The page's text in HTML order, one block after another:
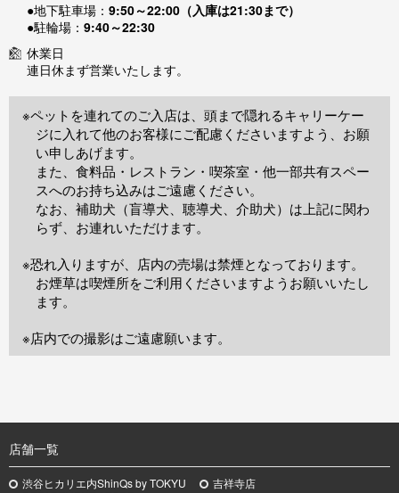
●地下駐車場： 9:50～22:00（入庫は21:30まで）
●駐輪場： 9:40～22:30
休業日
連日休まず営業いたします。
※ペットを連れてのご入店は、頭まで隠れるキャリーケー
ジに入れて他のお客様にご配慮くださいますよう、お願
い申しあげます。
また、食料品・レストラン・喫茶室・他一部共有スペー
スへのお持ち込みはご遠慮ください。
なお、補助犬（盲導犬、聴導犬、介助犬）は上記に関わ
らず、お連れいただけます。
※恐れ入りますが、店内の売場は禁煙となっております。
お煙草は喫煙所をご利用くださいますようお願いいたし
ます。
※店内での撮影はご遠慮願います。
店舗一覧
渋谷ヒカリエ内ShinQs by TOKYU
吉祥寺店